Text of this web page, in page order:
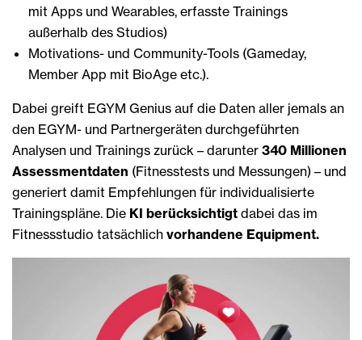
mit Apps und Wearables, erfasste Trainings
außerhalb des Studios)
Motivations- und Community-Tools (Gameday,
Member App mit BioAge etc.).
Dabei greift EGYM Genius auf die Daten aller jemals an
den EGYM- und Partnergeräten durchgeführten
Analysen und Trainings zurück – darunter 340 Millionen
Assessmentdaten (Fitnesstests und Messungen) – und
generiert damit Empfehlungen für individualisierte
Trainingspläne. Die KI berücksichtigt dabei das im
Fitnessstudio tatsächlich vorhandene Equipment.